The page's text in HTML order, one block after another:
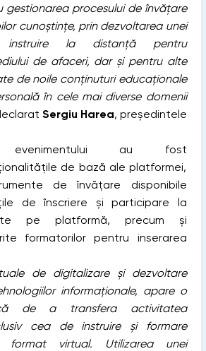
gestionarea procesului de învățare
cunoștințe, prin dezvoltarea unei
la distanță pentru
de afaceri, dar și pentru alte
de noile conținuturi educaționale
în cele mai diverse domenii
Sergiu Harea, președintele
au fost
de bază ale platformei,
de învățare disponibile
de înscriere și participare la
pe platformă, precum și
formatorilor pentru inserarea
de digitalizare și dezvoltare
informaționale, apare o
de a transfera activitatea
cea de instruire și formare
format virtual. Utilizarea unei